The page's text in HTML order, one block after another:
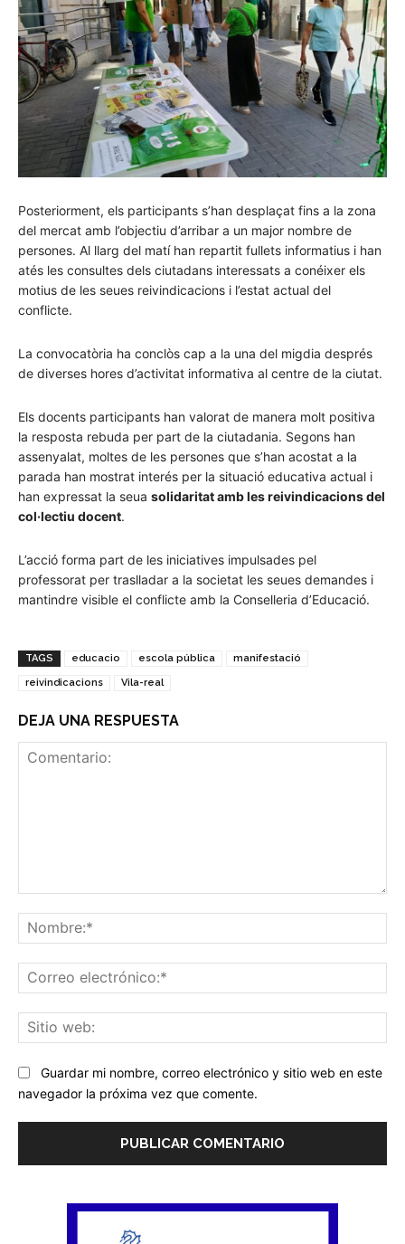
Posteriorment, els participants s’han desplaçat fins a la zona
del mercat amb l’objectiu d’arribar a un major nombre de
persones. Al llarg del matí han repartit fullets informatius i han
atés les consultes dels ciutadans interessats a conéixer els
motius de les seues reivindicacions i l’estat actual del
conflicte.
La convocatòria ha conclòs cap a la una del migdia després
de diverses hores d’activitat informativa al centre de la ciutat.
Els docents participants han valorat de manera molt positiva
la resposta rebuda per part de la ciutadania. Segons han
assenyalat, moltes de les persones que s’han acostat a la
parada han mostrat interés per la situació educativa actual i
han expressat la seua solidaritat amb les reivindicacions del
col·lectiu docent.
L’acció forma part de les iniciatives impulsades pel
professorat per traslladar a la societat les seues demandes i
mantindre visible el conflicte amb la Conselleria d’Educació.
TAGS educacio escola pública manifestació
reivindicacions Vila-real
DEJA UNA RESPUESTA
Guardar mi nombre, correo electrónico y sitio web en este
navegador la próxima vez que comente.